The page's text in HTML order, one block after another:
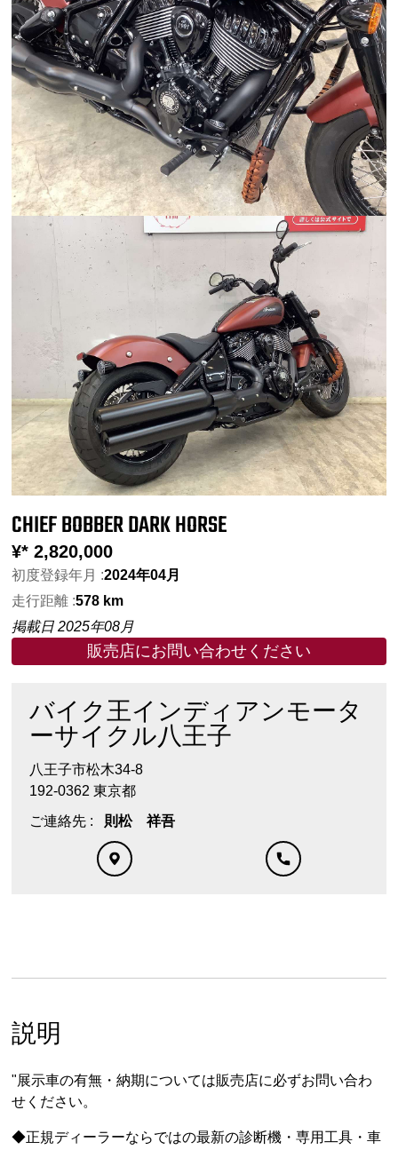
CHIEF BOBBER DARK HORSE
¥*2,820,000
初度登録年月 :2024年04月
走行距離 :578 km
掲載日 2025年08月
販売店にお問い合わせください
バイク王インディアンモータ
ーサイクル八王子
八王子市松木34-8
192-0362 東京都
ご連絡先 :
則松 祥吾
説明
"展示車の有無・納期については販売店に必ずお問い合わ
せください。
◆正規ディーラーならではの最新の診断機・専用工具・車